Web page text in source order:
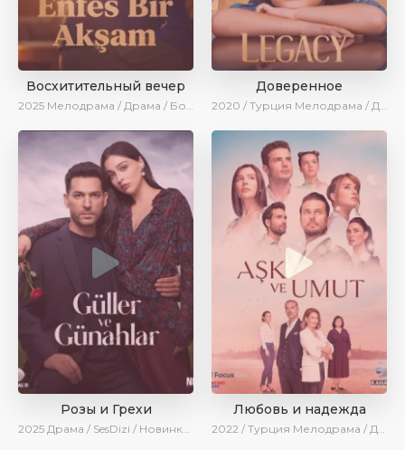
Восхитительный вечер
2025 Мелодрама / Драма / Боевик / Ирина Котова / Новинки / Сериалы 2025
Доверенное
2020 / Турция Мелодрама / Драма / Боевик / BeniAffet
Розы и Грехи
2025 Драма / SesDizi / Новинки / Сериалы 2025
Любовь и надежда
2022 / Турция Мелодрама / Драма / BeniAffet